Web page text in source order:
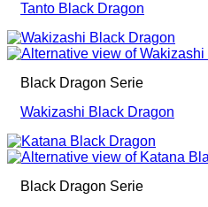
Tanto Black Dragon
Black Dragon Serie
Wakizashi Black Dragon
Black Dragon Serie